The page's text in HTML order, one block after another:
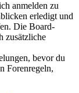
anmelden zu
erledigt und
Die Board-
zusätzliche
bevor du
Forenregeln,